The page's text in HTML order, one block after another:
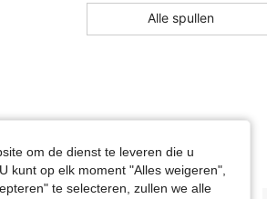
4.86
4.86 316
4.86
Alle spullen
om de dienst te leveren die u
kunt op elk moment "Alles weigeren",
te selecteren, zullen we alle